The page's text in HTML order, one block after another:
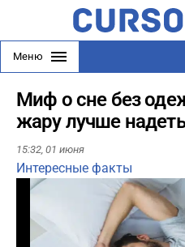
Меню
Миф о сне без
жару лучше
15:32, 01 июня
Интересные факты